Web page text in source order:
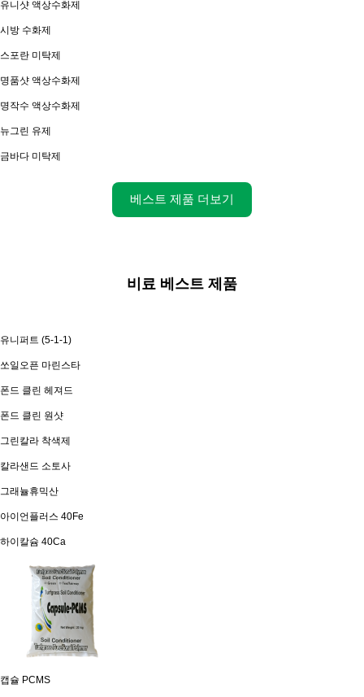
유니샷 액상수화제
시방 수화제
스포란 미탁제
명품샷 액상수화제
명작수 액상수화제
뉴그린 유제
금바다 미탁제
베스트 제품 더보기
비료 베스트 제품
유니퍼트 (5-1-1)
쏘일오픈 마린스타
폰드 클린 헤져드
폰드 클린 원샷
그린칼라 착색제
칼라샌드 소토사
그래뉼휴믹산
아이언플러스 40Fe
하이칼슘 40Ca
캡슐 PCMS